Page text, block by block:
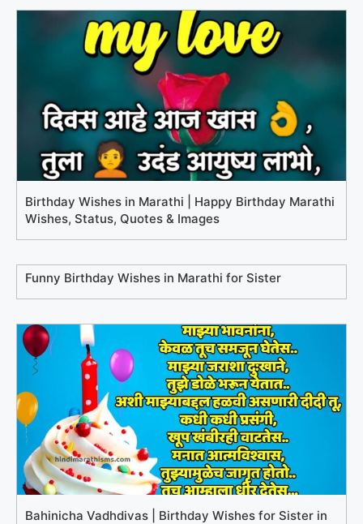
Birthday Wishes in Marathi | Happy Birthday Marathi
Wishes, Status, Quotes & Images
Funny Birthday Wishes in Marathi for Sister
Bahinicha Vadhdivas | Birthday Wishes for Sister in